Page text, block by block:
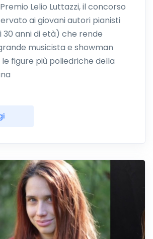
Lelio Luttazzi, il concorso
ai giovani autori pianisti
30 anni di età) che rende
musicista e showman
figure più poliedriche della